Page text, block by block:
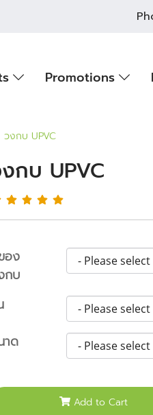
Promotions
วงกบ UPVC
กบ UPVC
อง
กบ
าด
Add to Cart